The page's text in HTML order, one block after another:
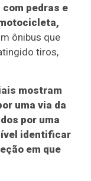
pedras e
ônibus que
tiros,
mostram
uma via da
por uma
identificar
em que